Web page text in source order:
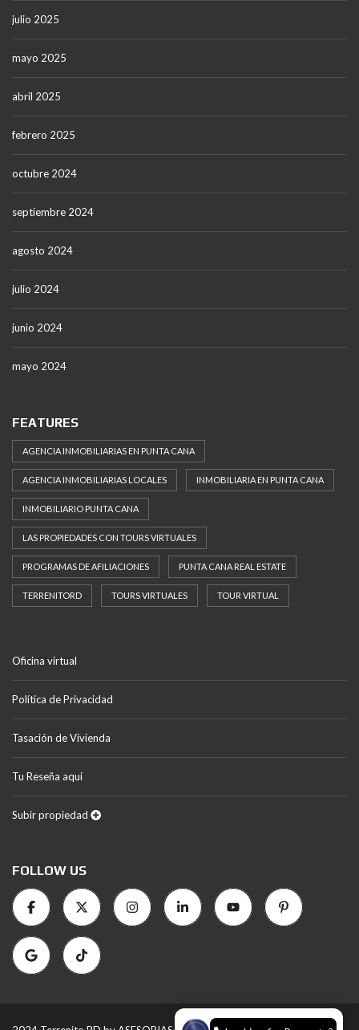
julio 2025
mayo 2025
abril 2025
febrero 2025
octubre 2024
septiembre 2024
agosto 2024
julio 2024
junio 2024
mayo 2024
FEATURES
AGENCIA INMOBILIARIAS EN PUNTA CANA
AGENCIA INMOBILIARIAS LOCALES INMOBILIARIA EN PUNTA CANA
INMOBILIARIO PUNTA CANA
LAS PROPIEDADES CON TOURS VIRTUALES
PROGRAMAS DE AFILIACIONES PUNTA CANA REAL ESTATE
TERRENITORD TOURS VIRTUALES TOUR VIRTUAL
Oficina virtual
Política de Privacidad
Tasación de Vivienda
Tu Reseña aqui
Subir propiedad
FOLLOW US